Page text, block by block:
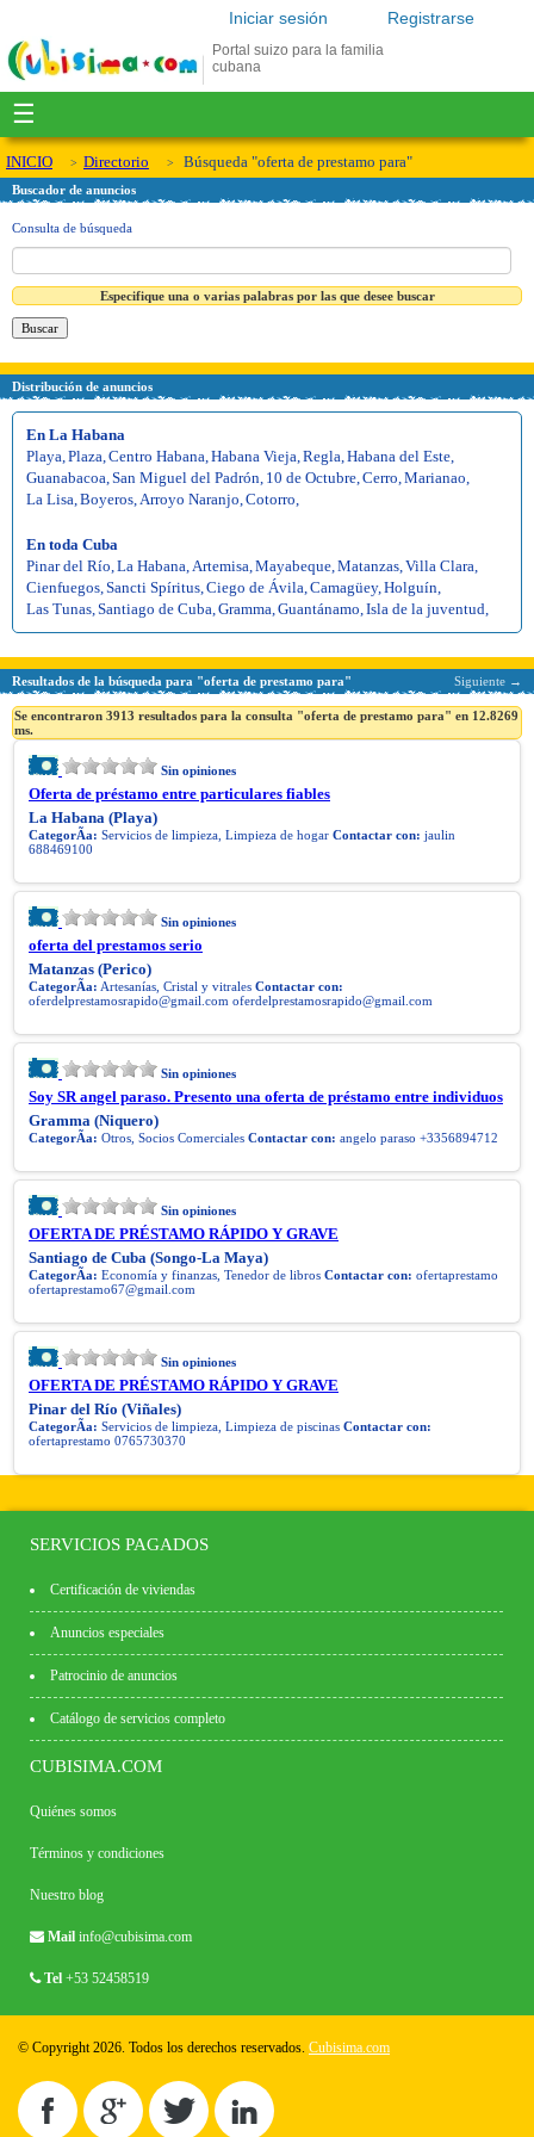
Registrarse
Iniciar sesión
Portal suizo para la familia
cubana
☰
INICIO Directorio Búsqueda "oferta de prestamo para"
Buscador de anuncios
Consulta de búsqueda
Especifique una o varias palabras por las que desee buscar
Distribución de anuncios
En La Habana
Playa Plaza Centro Habana Habana Vieja Regla Habana del Este
Guanabacoa San Miguel del Padrón 10 de Octubre Cerro Marianao
La Lisa Boyeros Arroyo Naranjo Cotorro
En toda Cuba
Pinar del Río La Habana Artemisa Mayabeque Matanzas Villa Clara
Cienfuegos Sancti Spíritus Ciego de Ávila Camagüey, Holguín
Las Tunas Santiago de Cuba Gramma Guantánamo Isla de la juventud
Resultados de la búsqueda para "oferta de prestamo para" Siguiente →
Se encontraron 3913 resultados para la consulta "oferta de prestamo para" en 12.8269
ms.
Sin opiniones
Oferta de préstamo entre particulares fiables
La Habana (Playa)
CategorÃ­a: Servicios de limpieza, Limpieza de hogar Contactar con: jaulin
688469100
Sin opiniones
oferta del prestamos serio
Matanzas (Perico)
CategorÃ­a: Artesanías, Cristal y vitrales Contactar con:
oferdelprestamosrapido@gmail.com oferdelprestamosrapido@gmail.com
Sin opiniones
Soy SR angel paraso. Presento una oferta de préstamo entre individuos
Gramma (Niquero)
CategorÃ­a: Otros, Socios Comerciales Contactar con: angelo paraso +3356894712
Sin opiniones
OFERTA DE PRÉSTAMO RÁPIDO Y GRAVE
Santiago de Cuba (Songo-La Maya)
CategorÃ­a: Economía y finanzas, Tenedor de libros Contactar con: ofertaprestamo
ofertaprestamo67@gmail.com
Sin opiniones
OFERTA DE PRÉSTAMO RÁPIDO Y GRAVE
Pinar del Río (Viñales)
CategorÃ­a: Servicios de limpieza, Limpieza de piscinas Contactar con:
ofertaprestamo 0765730370
SERVICIOS PAGADOS
Certificación de viviendas
Anuncios especiales
Patrocinio de anuncios
Catálogo de servicios completo
CUBISIMA.COM
Quiénes somos
Términos y condiciones
Nuestro blog
Mail info@cubisima.com
Tel +53 52458519
© Copyright 2026. Todos los derechos reservados. Cubisima.com